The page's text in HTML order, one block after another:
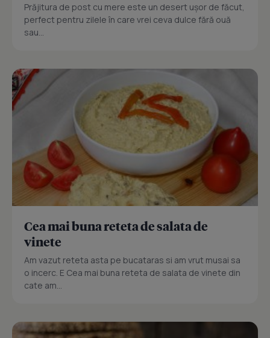
Prăjitura de post cu mere este un desert ușor de făcut,
perfect pentru zilele în care vrei ceva dulce fără ouă
sau...
Cea mai buna reteta de salata de
vinete
Am vazut reteta asta pe bucataras si am vrut musai sa
o incerc. E Cea mai buna reteta de salata de vinete din
cate am...